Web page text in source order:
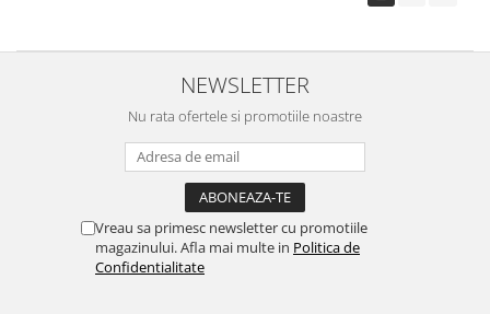
NEWSLETTER
Nu rata ofertele si promotiile noastre
Vreau sa primesc newsletter cu promotiile
magazinului. Afla mai multe in Politica de
Confidentialitate